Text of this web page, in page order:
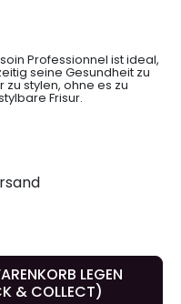
Professionnel ist ideal,
seine Gesundheit zu
stylen, ohne es zu
Frisur.
LEGEN
& COLLECT)